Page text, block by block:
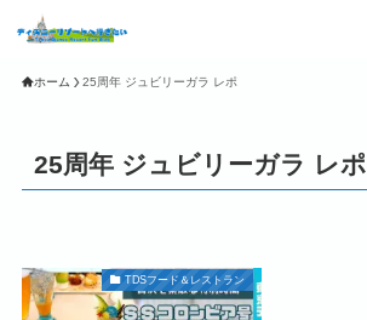
ホーム 25周年 ジュビリーガラ レポ
25周年 ジュビリーガラ レポ
TDSフード＆レストラン